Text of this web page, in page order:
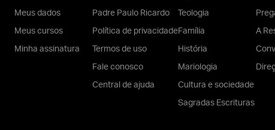
Meus dados
Meus cursos
Minha assinatura
Padre Paulo Ricardo
Política de privacidade
Termos de uso
Fale conosco
Central de ajuda
Teologia
Família
História
Mariologia
Cultura e sociedade
Sagradas Escrituras
A